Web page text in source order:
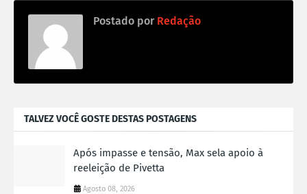
Postado por Redação
TALVEZ VOCÊ GOSTE DESTAS POSTAGENS
Após impasse e tensão, Max sela apoio à
reeleição de Pivetta
Agosto 08, 2026